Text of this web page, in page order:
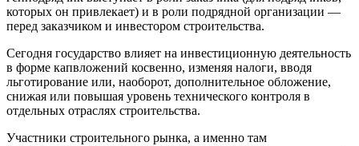
которых он привлекает) и в роли подрядной организации —
перед заказчиком и инвестором строительства.
Сегодня государство влияет на инвестиционную деятельность
в форме капвложений косвенно, изменяя налоги, вводя
льготирование или, наоборот, дополнительное обложение,
снижая или повышая уровень технического контроля в
отдельных отраслях строительства.
Участники строительного рынка, а именно там